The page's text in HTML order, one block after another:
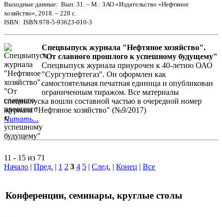
Выходные данные: Вып. 31. – М.: ЗАО «Издательство «Нефтяное
хозяйство», 2018. – 228 с.
ISBN: ISBN 978-5-93623-010-3
Спецвыпуск журнала "Нефтяное хозяйство".
"От славного прошлого к успешному будущему"
Спецвыпуск журнала приурочен к 40-летию ОАО
"Сургутнефтегаз". Он оформлен как
самостоятельная печатная единица и опубликован
ограниченным тиражом. Все материалы
спецвыпуска вошли составной частью в очередной номер
журнала "Нефтяное хозяйство" (№9/2017)
Читать...
11 - 15 из 71
Начало | Пред. | 1 2 3 4 5 | След. | Конец | Все
Конференции, семинары, круглые столы